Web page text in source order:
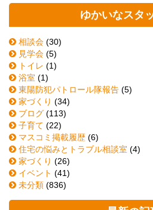
ゆかいなスタ
相談会 (30)
見学会 (5)
トイレ (1)
浴室 (1)
東陽防犯パトロール隊報告 (5)
家づくり (34)
ブログ (113)
子育て (22)
マスコミ掲載履歴 (6)
住宅の悩みとトラブル相談室 (4)
家づくり (26)
イベント (41)
未分類 (836)